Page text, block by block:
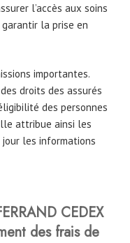
l’accès aux soins
la prise en
importantes.
droits des assurés
des personnes
attribue ainsi les
jour les informations
CEDEX
des frais de